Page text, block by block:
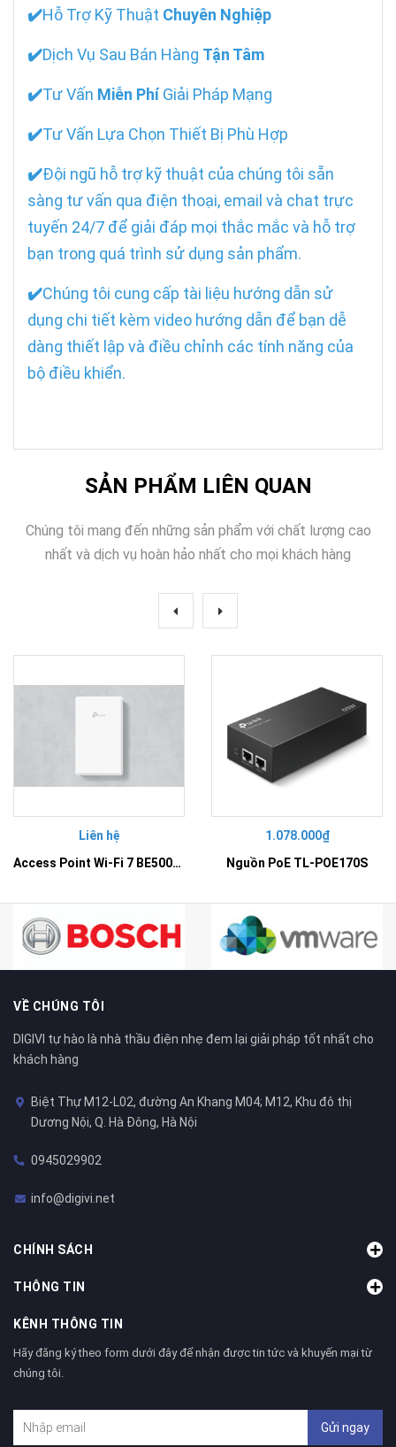
✔️Hỗ Trợ Kỹ Thuật Chuyên Nghiệp
✔️Dịch Vụ Sau Bán Hàng Tận Tâm
✔️Tư Vấn Miễn PhíGiải Pháp Mạng
✔️Tư Vấn Lựa Chọn Thiết Bị Phù Hợp
✔️Đội ngũ hỗ trợ kỹ thuật của chúng tôi sẵn
sàng tư vấn qua điện thoại, email và chat trực
tuyến 24/7 để giải đáp mọi thắc mắc và hỗ trợ
bạn trong quá trình sử dụng sản phẩm.
✔️Chúng tôi cung cấp tài liệu hướng dẫn sử
dụng chi tiết kèm video hướng dẫn để bạn dễ
dàng thiết lập và điều chỉnh các tính năng của
bộ điều khiển.
SẢN PHẨM LIÊN QUAN
Chúng tôi mang đến những sản phẩm với chất lượng cao
nhất và dịch vụ hoàn hảo nhất cho mọi khách hàng
Liên hệ
Access Point Wi-Fi 7 BE5000 Gắn Tường – EAP725-Wall
1.078.000₫
Nguồn PoE TL-POE170S
VỀ CHÚNG TÔI
DIGIVI tự hào là nhà thầu điện nhẹ đem lại giải pháp tốt nhất cho
khách hàng
Biệt Thự M12-L02, đường An Khang M04; M12, Khu đô thị
Dương Nội, Q. Hà Đông, Hà Nội
0945029902
info@digivi.net
CHÍNH SÁCH
THÔNG TIN
KÊNH THÔNG TIN
Hãy đăng ký theo form dưới đây để nhận được tin tức và khuyến mại từ
chúng tôi.
Gửi ngay